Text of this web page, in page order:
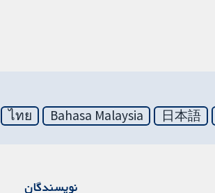
日本語
Bahasa Malaysia
ไทย
نویسندگان